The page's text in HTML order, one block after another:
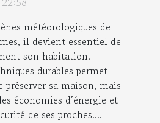
météorologiques de
il devient essentiel de
son habitation.
durables permet
préserver sa maison, mais
économies d’énergie et
de ses proches....